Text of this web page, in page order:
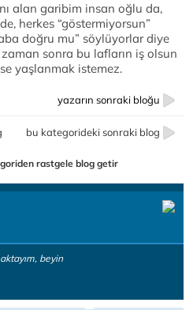
alan garibim insan oğlu da,
herkes “göstermiyorsun”
doğru mu” söylüyorlar diye
sonra bu lafların iş olsun
yaşlanmak istemez.
yazarın sonraki bloğu
bu kategorideki sonraki blog
rastgele blog getir
beyin